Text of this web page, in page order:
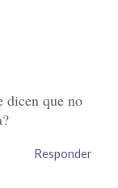
dicen que no
Responder